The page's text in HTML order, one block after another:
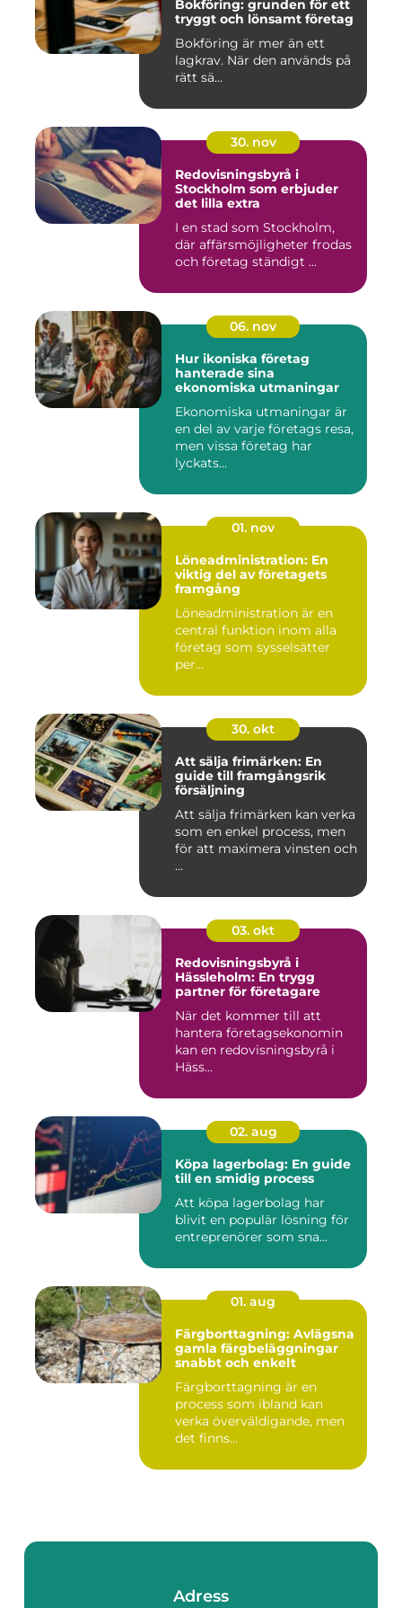
Bokföring: grunden för ett
tryggt och lönsamt företag
Bokföring är mer än ett
lagkrav. När den används på
rätt sä...
30. nov
Redovisningsbyrå i
Stockholm som erbjuder
det lilla extra
I en stad som Stockholm,
där affärsmöjligheter frodas
och företag ständigt ...
06. nov
Hur ikoniska företag
hanterade sina
ekonomiska utmaningar
Ekonomiska utmaningar är
en del av varje företags resa,
men vissa företag har
lyckats...
01. nov
Löneadministration: En
viktig del av företagets
framgång
Löneadministration är en
central funktion inom alla
företag som sysselsätter
per...
30. okt
Att sälja frimärken: En
guide till framgångsrik
försäljning
Att sälja frimärken kan verka
som en enkel process, men
för att maximera vinsten och
...
03. okt
Redovisningsbyrå i
Hässleholm: En trygg
partner för företagare
När det kommer till att
hantera företagsekonomin
kan en redovisningsbyrå i
Häss...
02. aug
Köpa lagerbolag: En guide
till en smidig process
Att köpa lagerbolag har
blivit en populär lösning för
entreprenörer som sna...
01. aug
Färgborttagning: Avlägsna
gamla färgbeläggningar
snabbt och enkelt
Färgborttagning är en
process som ibland kan
verka överväldigande, men
det finns...
Adress